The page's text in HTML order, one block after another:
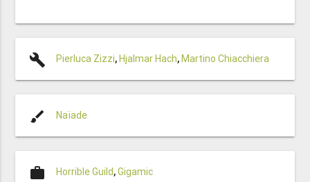
build Pierluca Zizzi,Hjalmar Hach,Martino Chiacchiera
brush Naïade
work Horrible Guild,Gigamic